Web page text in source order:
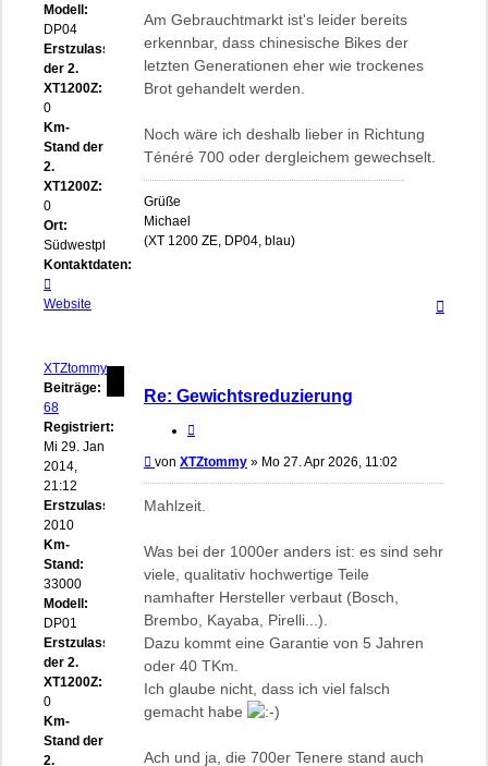
Modell:
DP04
Erstzulassung
der 2.
XT1200Z:
0
Km-
Stand der
2.
XT1200Z:
0
Ort:
Südwestpfalz
Kontaktdaten:
von
Website
Am Gebrauchtmarkt ist's leider bereits
erkennbar, dass chinesische Bikes der
letzten Generationen eher wie trockenes
Brot gehandelt werden.
Noch wäre ich deshalb lieber in Richtung
Ténéré 700 oder dergleichem gewechselt.
Grüße
Michael
(XT 1200 ZE, DP04, blau)
XTZtommy
Beiträge:
68
Registriert:
Mi 29. Jan
2014,
21:12
Erstzulassung:
2010
Km-
Stand:
33000
Modell:
DP01
Erstzulassung
der 2.
XT1200Z:
0
Km-
Stand der
2.
Re: Gewichtsreduzierung
Beitrag
von XTZtommy » Mo 27. Apr 2026, 11:02
Mahlzeit.
Was bei der 1000er anders ist: es sind sehr
viele, qualitativ hochwertige Teile
namhafter Hersteller verbaut (Bosch,
Brembo, Kayaba, Pirelli...).
Dazu kommt eine Garantie von 5 Jahren
oder 40 TKm.
Ich glaube nicht, dass ich viel falsch
gemacht habe
Ach und ja, die 700er Tenere stand auch